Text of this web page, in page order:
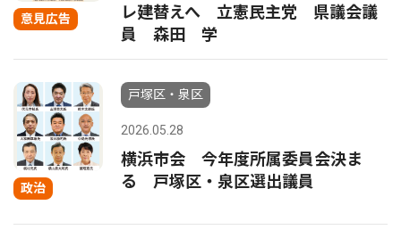
意見広告
レ建替えへ 立憲民主党 県議会議
員 森田 学
政治
戸塚区・泉区
2026.05.28
横浜市会 今年度所属委員会決ま
る 戸塚区・泉区選出議員